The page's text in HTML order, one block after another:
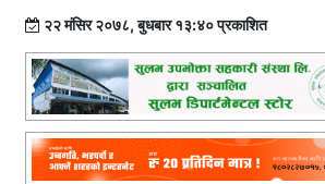
२२ मंसिर २०७८, बुधबार १३:४० प्रकाशित